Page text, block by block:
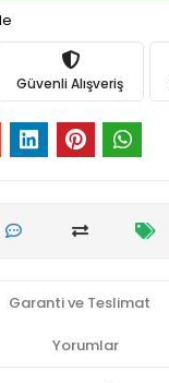
Güvenli Alışveriş
Garanti ve Teslimat
Yorumlar